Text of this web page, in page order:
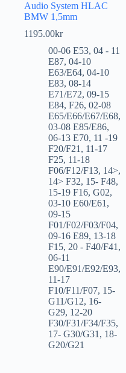
Audio System HLAC
BMW 1,5mm
1195.00kr
00-06 E53, 04 - 11
E87, 04-10
E63/E64, 04-10
E83, 08-14
E71/E72, 09-15
E84, F26, 02-08
E65/E66/E67/E68,
03-08 E85/E86,
06-13 E70, 11 -19
F20/F21 , 11-17
F25, 11-18
F06/F12/F13, 14>,
14> F32, 15- F48,
15-19 F16, G02,
03-10 E60/E61 ,
09-15
F01/F02/F03/F04,
09-16 E89, 13-18
F15, 20 - F40/F41 ,
06-11
E90/E91/E92/E93,
11-17
F10/F11/F07, 15-
G11/G12, 16-
G29, 12-20
F30/F31/F34/F35,
17- G30/G31 , 18-
G20/G21